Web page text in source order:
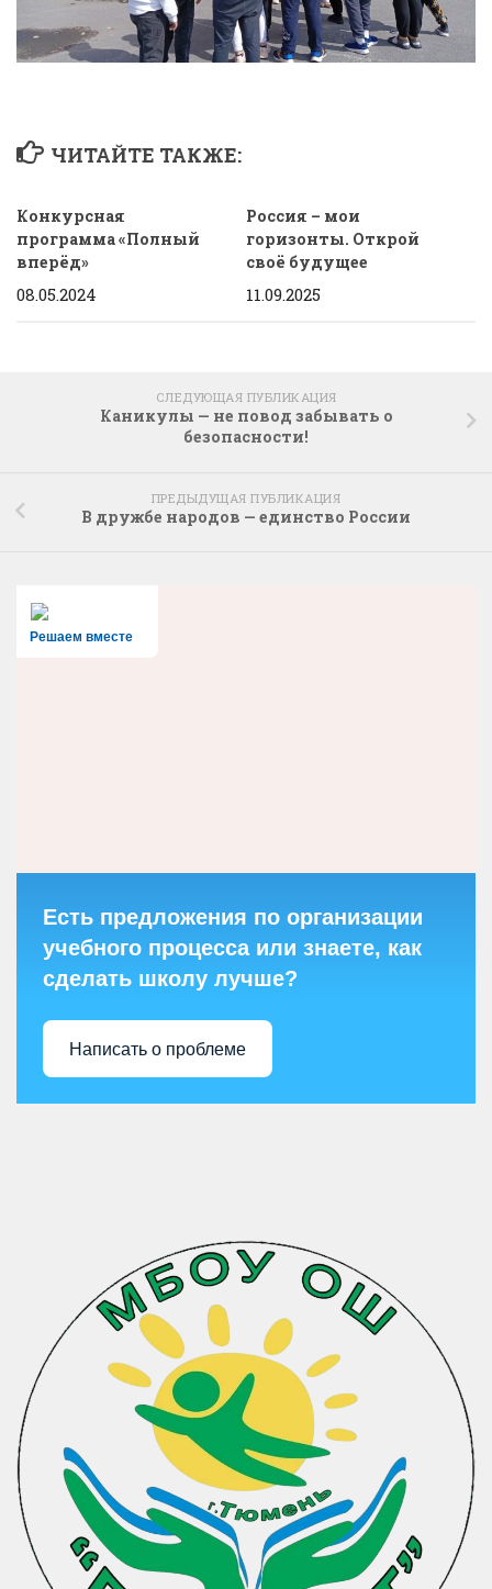
ЧИТАЙТЕ ТАКЖЕ:
Конкурсная
программа «Полный
вперёд»
08.05.2024
Россия – мои
горизонты. Открой
своё будущее
11.09.2025
СЛЕДУЮЩАЯ ПУБЛИКАЦИЯ
Каникулы — не повод забывать о
безопасности!
ПРЕДЫДУЩАЯ ПУБЛИКАЦИЯ
В дружбе народов — единство России
Решаем вместе
Есть предложения по организации
учебного процесса или знаете, как
сделать школу лучше?
Написать о проблеме